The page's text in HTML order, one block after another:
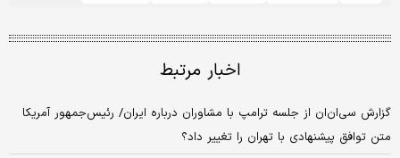
اخبار مرتبط
گزارش سی‌ان‌ان از جلسه ترامپ با مشاوران درباره ایران/ رئیس‌جمهور آمریکا
متن توافق پیشنهادی با تهران را تغییر داد؟